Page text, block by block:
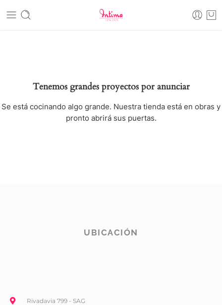
Tenemos grandes proyectos por anunciar
Se está cocinando algo grande. Nuestra tienda está en obras y
pronto abrirá sus puertas.
UBICACIÓN
Rivadavia 799 - SAG